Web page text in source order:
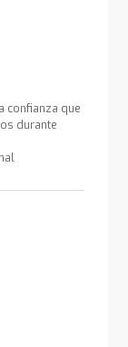
confianza que
durante